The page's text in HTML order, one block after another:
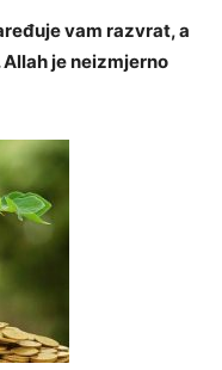
vam razvrat, a
je neizmjerno